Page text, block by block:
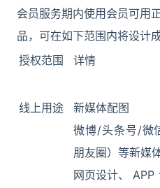
会员服务期内使用会员可用
品，可在如下范围内将设计
授权范围
详情
线上用途
新媒体配图
微博/头条号/微
朋友圈）等新媒
网页设计、